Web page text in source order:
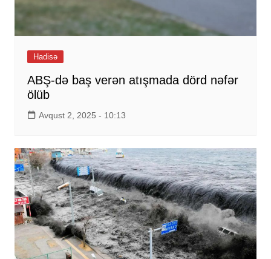
Hadisə
ABŞ-də baş verən atışmada dörd nəfər
ölüb
Avqust 2, 2025 - 10:13